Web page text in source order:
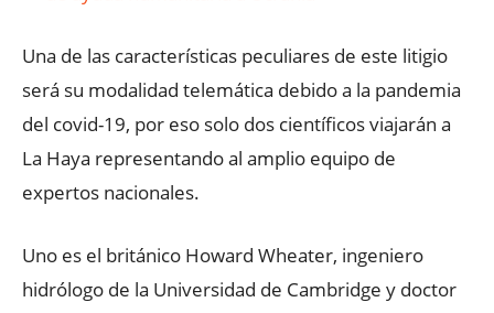
Una de las características peculiares de este litigio
será su modalidad telemática debido a la pandemia
del covid-19, por eso solo dos científicos viajarán a
La Haya representando al amplio equipo de
expertos nacionales.
Uno es el británico Howard Wheater, ingeniero
hidrólogo de la Universidad de Cambridge y doctor